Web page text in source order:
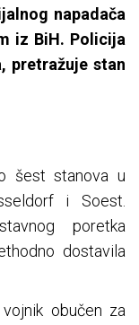
napadača
iz BiH. Policija
pretražuje stan
šest stanova u
i Soest.
poretka
dostavila
obučen za